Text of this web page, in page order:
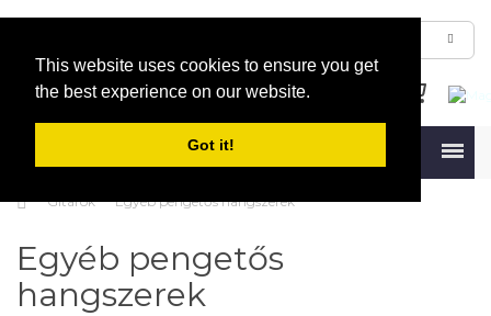
This website uses cookies to ensure you get
the best experience on our website.
Got it!
Gitárok Egyéb pengetős hangszerek
Egyéb pengetős
hangszerek